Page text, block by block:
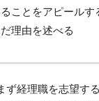
ことをアピールす
理由を述べる
ず経理職を志望す